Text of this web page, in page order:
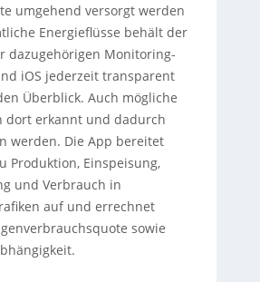
umgehend versorgt werden
Energieflüsse behält der
dazugehörigen Monitoring-
iOS jederzeit transparent
Überblick. Auch mögliche
dort erkannt und dadurch
werden. Die App bereitet
Produktion, Einspeisung,
und Verbrauch in
auf und errechnet
sowie